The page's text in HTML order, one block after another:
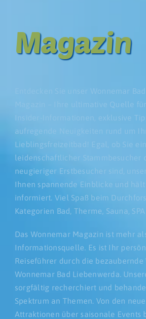
Fitness Club
Magazin
Entdecken Sie unser Wonnemar
Magazin – Ihre ultimative Quelle
Insider-Informationen, exklusive
aufregende Neuigkeiten rund um
Lieblingsfreizeitbad! Egal, ob Sie ein
leidenschaftlicher Stammbesucher
neugieriger Erstbesucher sind,
Ihnen spannende Einblicke und hält
informiert. Viel Spaß beim
Kategorien Bad, Therme, Sauna,
Das Wonnemar Magazin ist mehr
Informationsquelle. Es ist Ihr
Reiseführer durch die bezaubernde
Wonnemar Bad Liebenwerda.
sorgfältig recherchiert und
Spektrum an Themen. Von den
Attraktionen über saisonale Events